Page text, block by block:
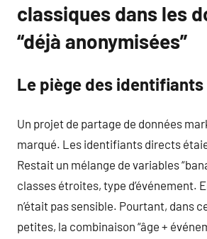
classiques dans les
“déjà anonymisées”
Le piège des
Un projet de partage de données
marqué. Les identifiants directs
Restait un mélange de variables
classes étroites, type d’événement.
n’était pas sensible. Pourtant, dans
petites, la combinaison “âge +